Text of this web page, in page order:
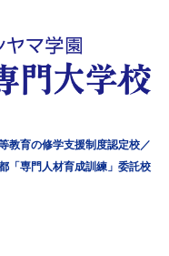
教育の修学支援制度認定校／
「専門人材育成訓練」委託校